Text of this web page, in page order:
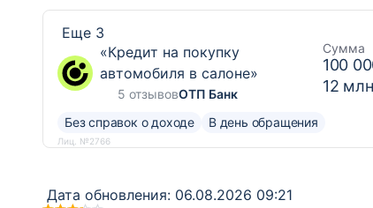
Еще 3
«Кредит на покупку
автомобиля в салоне»
5 отзывовОТП Банк
Сумма
100
12
Без справок о доходе В день обращения
Лиц. №2766
Дата обновления: 06.08.2026 09:21